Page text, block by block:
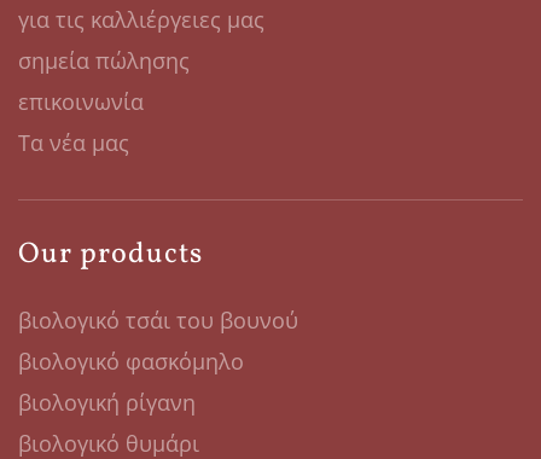
για τις καλλιέργειες μας
σημεία πώλησης
επικοινωνία
Τα νέα μας
Our products
βιολογικό τσάι του βουνού
βιολογικό φασκόμηλο
βιολογική ρίγανη
βιολογικό θυμάρι